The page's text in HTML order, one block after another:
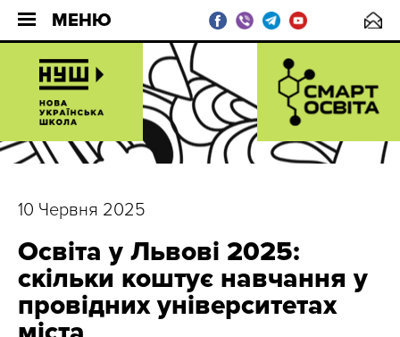
МЕНЮ
10 Червня 2025
Освіта у Львові 2025:
скільки коштує навчання у
провідних університетах